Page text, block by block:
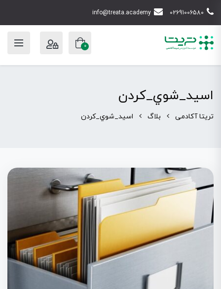
02691006580
info@treata.academy
0
اسید_شوي_کردن
تریتا آکادمی بلاگ اسید_شوي_کردن